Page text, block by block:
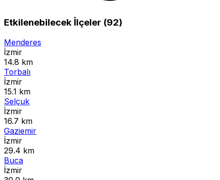
Etkilenebilecek İlçeler (92)
Menderes
İzmir
14.8 km
Torbalı
İzmir
15.1 km
Selçuk
İzmir
16.7 km
Gaziemir
İzmir
29.4 km
Buca
İzmir